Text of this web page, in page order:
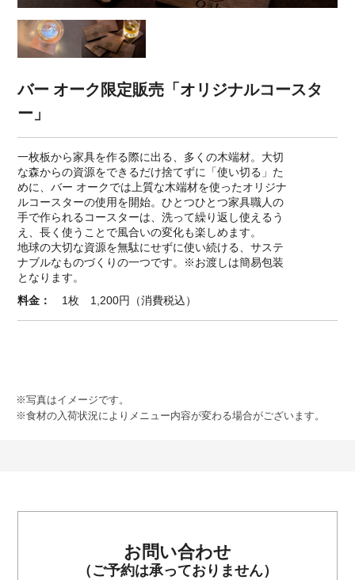
バー オーク限定販売「オリジナルコースタ
ー」
一枚板から家具を作る際に出る、多くの木端材。大切
な森からの資源をできるだけ捨てずに「使い切る」た
めに、バー オークでは上質な木端材を使ったオリジナ
ルコースターの使用を開始。ひとつひとつ家具職人の
手で作られるコースターは、洗って繰り返し使えるう
え、長く使うことで風合いの変化も楽しめます。
地球の大切な資源を無駄にせずに使い続ける、サステ
ナブルなものづくりの一つです。※お渡しは簡易包装
となります。
料金：
1枚 1,200円（消費税込）
※写真はイメージです。
※食材の入荷状況によりメニュー内容が変わる場合がございます。
お問い合わせ
（ご予約は承っておりません）